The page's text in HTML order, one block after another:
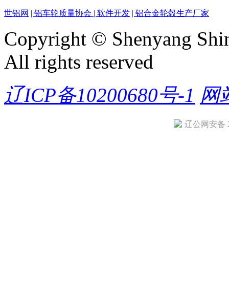
世铝网 | 铝车轮质量协会 | 软件开发 | 铝合金轮毂生产厂家
Copyright © Shenyang
All rights reserved
辽ICP备10200680号-1 网
辽公网安备